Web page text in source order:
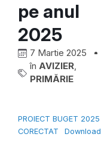
pe anul
2025
7 Martie 2025
în AVIZIER,
PRIMĂRIE
PROIECT BUGET 2025
CORECTAT
Download